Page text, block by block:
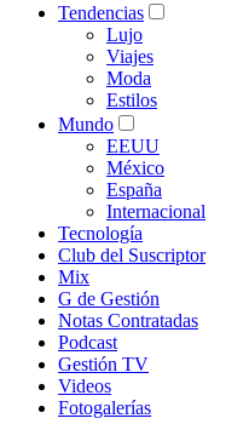
Tendencias
Lujo
Viajes
Moda
Estilos
Mundo
EEUU
México
España
Internacional
Tecnología
Club del Suscriptor
Mix
G de Gestión
Notas Contratadas
Podcast
Gestión TV
Videos
Fotogalerías